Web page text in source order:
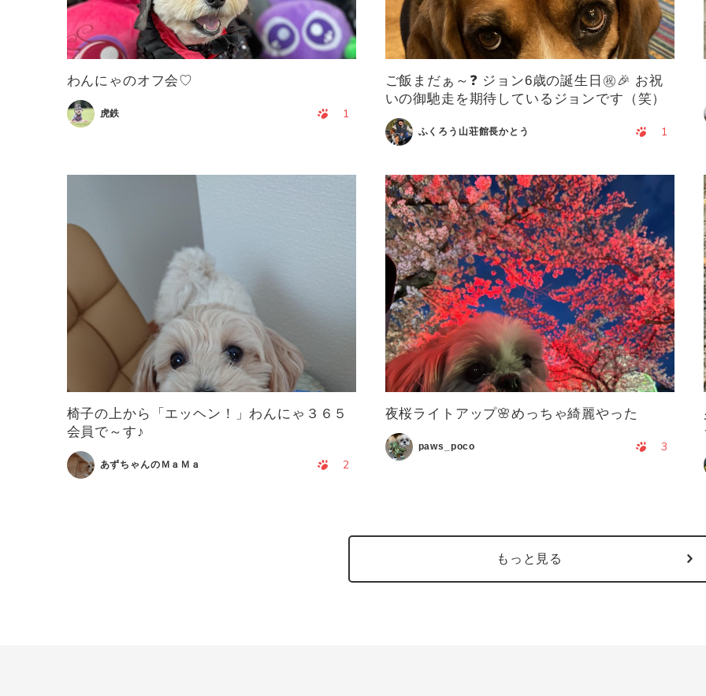
わんにゃのオフ会♡
虎鉄 1
ご飯まだぁ～❓ ジョン6歳の誕生日㊗🎉 お祝
いの御馳走を期待しているジョンです（笑）
ふくろう山荘館長かとう 1
椅子の上から「エッヘン！」わんにゃ３６５
会員で～す♪
あずちゃんのＭａＭａ 2
夜桜ライトアップ🌸めっちゃ綺麗やった
paws_poco 3
もっと見る